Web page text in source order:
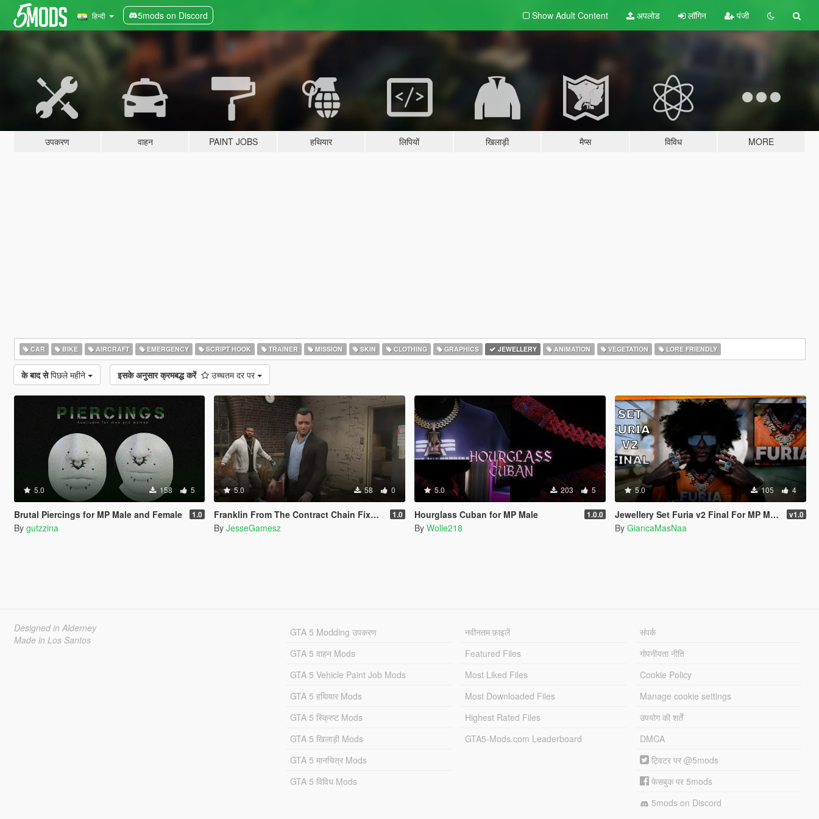
हिन्दी 5mods on Discord Show Adult Content अपलोड लॉगिन पंजी
उपकरण वाहन PAINT JOBS हथियार लिपियों खिलाड़ी मैप्स विविध MORE
CAR BIKE AIRCRAFT EMERGENCY SCRIPT HOOK TRAINER MISSION SKIN CLOTHING GRAPHICS JEWELLERY ANIMATION VEGETATION LORE FRIENDLY
के बाद से पिछले महीने इसके अनुसार क्रमबद्ध करें उच्चतम दर पर
5.0 158 5
Brutal Piercings for MP Male and Female 1.0
By gutzzina
5.0 58 0
Franklin From The Contract Chain Fixed ( LEGACY ONLY ) 1.0
By JesseGamesz
5.0 203 5
Hourglass Cuban for MP Male 1.0.0
By Wolle218
5.0 105 4
Jewellery Set Furia v2 Final For MP Male v1.0
By GiancaMasNaa
Designed in Alderney
Made in Los Santos
GTA 5 Modding उपकरण
GTA 5 वाहन Mods
GTA 5 Vehicle Paint Job Mods
GTA 5 हथियार Mods
GTA 5 स्क्रिप्ट Mods
GTA 5 खिलाड़ी Mods
GTA 5 मानचित्र Mods
GTA 5 विविध Mods
नवीनतम फ़ाइलें
Featured Files
Most Liked Files
Most Downloaded Files
Highest Rated Files
GTA5-Mods.com Leaderboard
संपर्क
गोपनीयता नीति
Cookie Policy
Manage cookie settings
उपयोग की शर्तें
DMCA
ट्विटर पर @5mods
फेसबुक पर 5mods
5mods on Discord